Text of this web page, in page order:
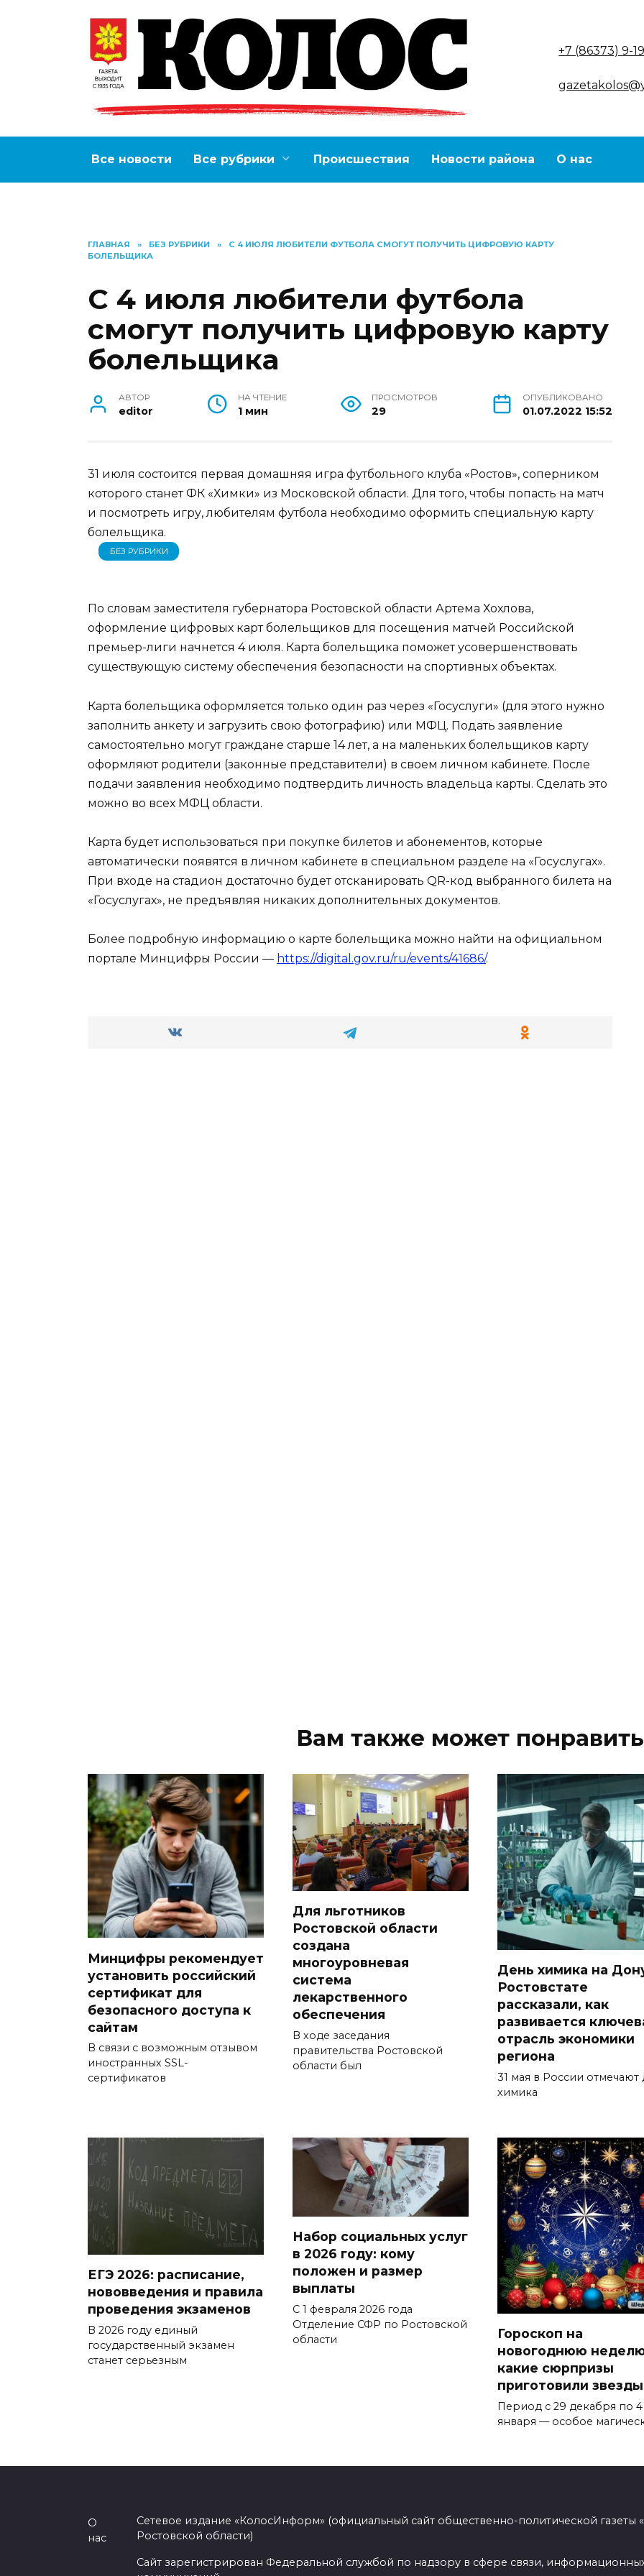
+7 (86373) 9-
Все новости Все рубрики Происшествия Новости района О нас
ГЛАВНАЯ » БЕЗ РУБРИКИ »
С 4 ИЮЛЯ ЛЮБИТЕЛИ ФУТБОЛА СМОГУТ ПОЛУЧИТЬ ЦИФРОВУЮ КАРТУ
БОЛЕЛЬЩИКА
С 4 июля любители футбола
смогут получить цифровую карту
болельщика
АВТОР
editor
НА ЧТЕНИЕ
1 мин
ПРОСМОТРОВ
29
ОПУБЛИКОВАНО
01.07.2022 15:52
31 июля состоится первая домашняя игра футбольного клуба «Ростов», соперником
которого станет ФК «Химки» из Московской области. Для того, чтобы попасть на матч
и посмотреть игру, любителям футбола необходимо оформить специальную карту
болельщика.
БЕЗ РУБРИКИ
По словам заместителя губернатора Ростовской области Артема Хохлова,
оформление цифровых карт болельщиков для посещения матчей Российской
премьер-лиги начнется 4 июля. Карта болельщика поможет усовершенствовать
существующую систему обеспечения безопасности на спортивных объектах.
Карта болельщика оформляется только один раз через «Госуслуги» (для этого нужно
заполнить анкету и загрузить свою фотографию) или МФЦ. Подать заявление
самостоятельно могут граждане старше 14 лет, а на маленьких болельщиков карту
оформляют родители (законные представители) в своем личном кабинете. После
подачи заявления необходимо подтвердить личность владельца карты. Сделать это
можно во всех МФЦ области.
Карта будет использоваться при покупке билетов и абонементов, которые
автоматически появятся в личном кабинете в специальном разделе на «Госуслугах».
При входе на стадион достаточно будет отсканировать QR-код выбранного билета на
«Госуслугах», не предъявляя никаких дополнительных документов.
Более подробную информацию о карте болельщика можно найти на официальном
портале Минцифры России — https://digital.gov.ru/ru/events/41686/.
Вам также может
Минцифры рекомендует
установить российский
сертификат для
безопасного доступа к
сайтам
В связи с возможным отзывом
иностранных SSL-
сертификатов
Для льготников
Ростовской области
создана
многоуровневая
система
лекарственного
обеспечения
В ходе заседания
правительства Ростовской
области был
День химика на
Ростовстате
рассказали, как
развивается
отрасль экономики
региона
31 мая в России отмечают
химика
ЕГЭ 2026: расписание,
нововведения и правила
проведения экзаменов
В 2026 году единый
государственный экзамен
станет серьезным
Набор социальных услуг
в 2026 году: кому
положен и размер
выплаты
С 1 февраля 2026 года
Отделение СФР по Ростовской
области
Гороскоп на
новогоднюю
какие сюрпризы
приготовили звезды
Период с 29 декабря по 4
января — особое
О
нас
Сетевое издание «КолосИнформ» (официальный сайт общественно-политической газеты
Ростовской области)
Сайт зарегистрирован Федеральной службой по надзору в сфере связи,